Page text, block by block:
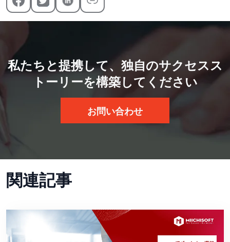
私たちと提携して、独自のサクセスス
トーリーを構築してください
お問い合わせ
関連記事